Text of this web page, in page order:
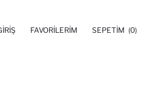
FAVORILERIM SEPETIM (0)